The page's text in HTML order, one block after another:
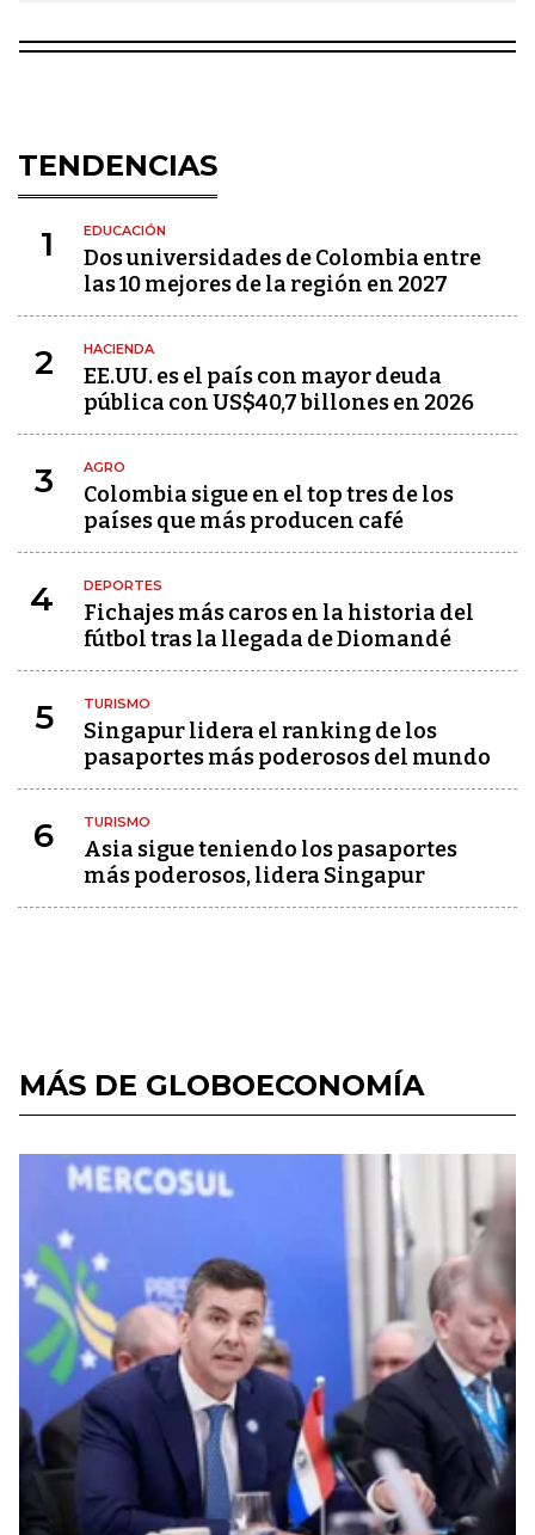
TENDENCIAS
1 EDUCACIÓN
Dos universidades de Colombia entre
las 10 mejores de la región en 2027
2 HACIENDA
EE.UU. es el país con mayor deuda
pública con US$40,7 billones en 2026
3 AGRO
Colombia sigue en el top tres de los
países que más producen café
4 DEPORTES
Fichajes más caros en la historia del
fútbol tras la llegada de Diomandé
5 TURISMO
Singapur lidera el ranking de los
pasaportes más poderosos del mundo
6 TURISMO
Asia sigue teniendo los pasaportes
más poderosos, lidera Singapur
MÁS DE GLOBOECONOMÍA